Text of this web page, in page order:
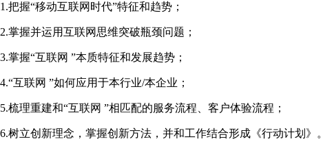
1.把握“移动互联网时代”特征和趋势；
2.掌握并运用互联网思维突破瓶颈问题；
3.掌握“互联网 ”本质特征和发展趋势；
4.“互联网 ”如何应用于本行业/本企业；
5.梳理重建和“互联网 ”相匹配的服务流程、客户体验流程；
6.树立创新理念，掌握创新方法，并和工作结合形成《行动计划》。